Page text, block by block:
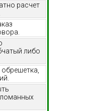
расчет
либо